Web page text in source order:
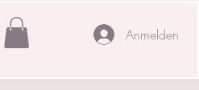
Anmelden